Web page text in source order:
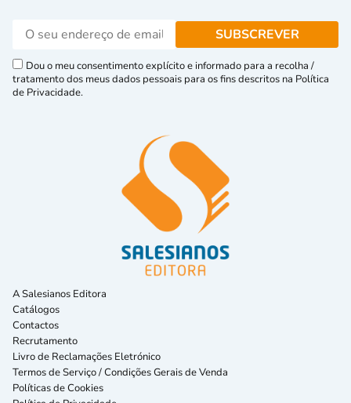
Dou o meu consentimento explícito e informado para a recolha /
tratamento dos meus dados pessoais para os fins descritos na Política
de Privacidade.
A Salesianos Editora
Catálogos
Contactos
Recrutamento
Livro de Reclamações Eletrónico
Termos de Serviço / Condições Gerais de Venda
Políticas de Cookies